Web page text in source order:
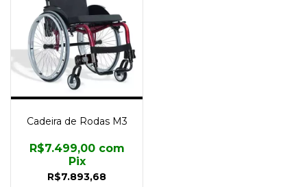
Cadeira de Rodas M3
R$7.893,68
R$7.499,00 com
Pix